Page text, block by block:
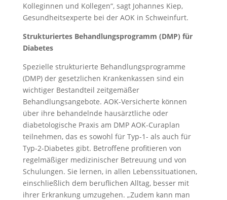
Kolleginnen und Kollegen“, sagt Johannes Kiep,
Gesundheitsexperte bei der AOK in Schweinfurt.
Strukturiertes Behandlungsprogramm (DMP) für
Diabetes
Spezielle strukturierte Behandlungsprogramme
(DMP) der gesetzlichen Krankenkassen sind ein
wichtiger Bestandteil zeitgemäßer
Behandlungsangebote. AOK-Versicherte können
über ihre behandelnde hausärztliche oder
diabetologische Praxis am DMP AOK-Curaplan
teilnehmen, das es sowohl für Typ-1- als auch für
Typ-2-Diabetes gibt. Betroffene profitieren von
regelmäßiger medizinischer Betreuung und von
Schulungen. Sie lernen, in allen Lebenssituationen,
einschließlich dem beruflichen Alltag, besser mit
ihrer Erkrankung umzugehen. „Zudem kann man